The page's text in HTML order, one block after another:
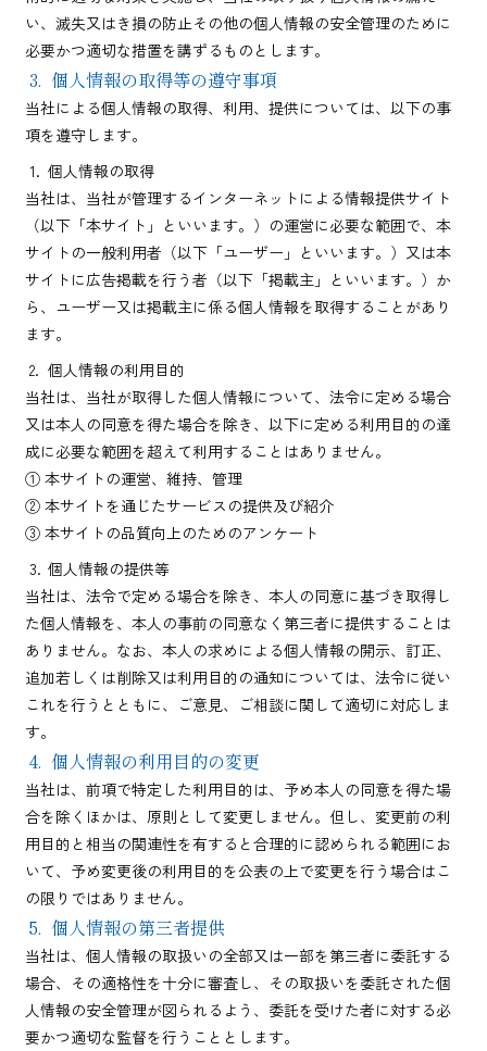
い、滅失又はき損の防止その他の個人情報の安全管理のために
必要かつ適切な措置を講ずるものとします。
個人情報の取得等の遵守事項
当社による個人情報の取得、利用、提供については、以下の事
項を遵守します。
個人情報の取得
当社は、当社が管理するインターネットによる情報提供サイト
（以下「本サイト」といいます。）の運営に必要な範囲で、本
サイトの一般利用者（以下「ユーザー」といいます。）又は本
サイトに広告掲載を行う者（以下「掲載主」といいます。）か
ら、ユーザー又は掲載主に係る個人情報を取得することがあり
ます。
個人情報の利用目的
当社は、当社が取得した個人情報について、法令に定める場合
又は本人の同意を得た場合を除き、以下に定める利用目的の達
成に必要な範囲を超えて利用することはありません。
① 本サイトの運営、維持、管理
② 本サイトを通じたサービスの提供及び紹介
③ 本サイトの品質向上のためのアンケート
個人情報の提供等
当社は、法令で定める場合を除き、本人の同意に基づき取得し
た個人情報を、本人の事前の同意なく第三者に提供することは
ありません。なお、本人の求めによる個人情報の開示、訂正、
追加若しくは削除又は利用目的の通知については、法令に従い
これを行うとともに、ご意見、ご相談に関して適切に対応しま
す。
個人情報の利用目的の変更
当社は、前項で特定した利用目的は、予め本人の同意を得た場
合を除くほかは、原則として変更しません。但し、変更前の利
用目的と相当の関連性を有すると合理的に認められる範囲にお
いて、予め変更後の利用目的を公表の上で変更を行う場合はこ
の限りではありません。
個人情報の第三者提供
当社は、個人情報の取扱いの全部又は一部を第三者に委託する
場合、その適格性を十分に審査し、その取扱いを委託された個
人情報の安全管理が図られるよう、委託を受けた者に対する必
要かつ適切な監督を行うこととします。